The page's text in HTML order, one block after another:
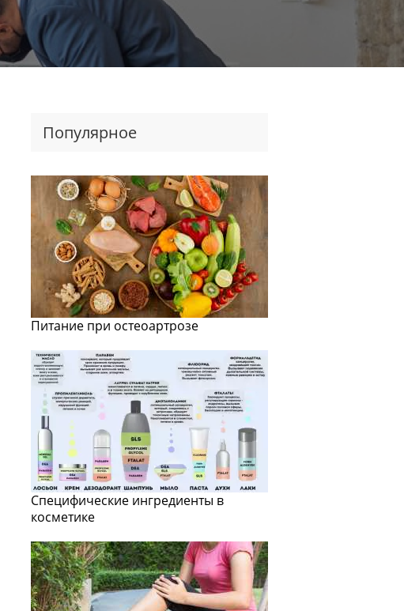
Популярное
Питание при остеоартрозе
Специфические ингредиенты в
косметике